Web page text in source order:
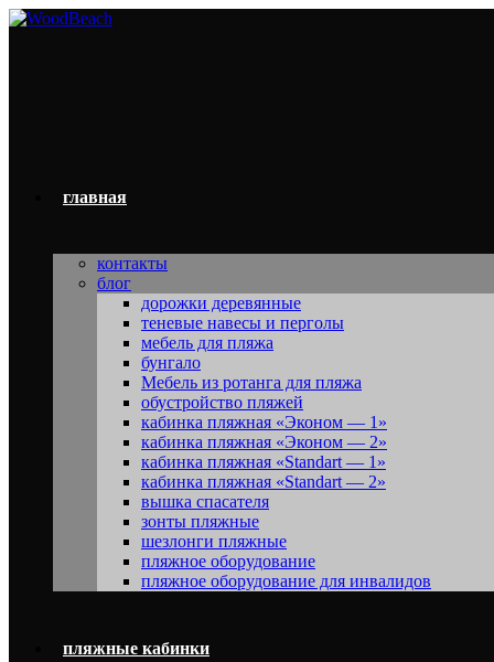
Перейти
главная
контакты
блог
дорожки деревянные
теневые навесы и перголы
мебель для пляжа
бунгало
Мебель из ротанга для пляжа
обустройство пляжей
кабинка пляжная «Эконом — 1»
кабинка пляжная «Эконом — 2»
кабинка пляжная «Standart — 1»
кабинка пляжная «Standart — 2»
вышка спасателя
зонты пляжные
шезлонги пляжные
пляжное оборудование
пляжное оборудование для инвалидов
пляжные кабинки